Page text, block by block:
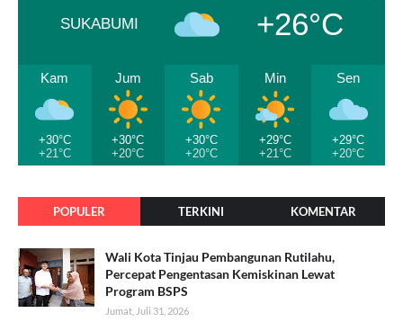
SUKABUMI +26°C
Kam
+30°C
+21°C
Jum
+30°C
+20°C
Sab
+30°C
+20°C
Min
+29°C
+21°C
Sen
+29°C
+20°C
POPULER TERKINI KOMENTAR
Wali Kota Tinjau Pembangunan Rutilahu,
Percepat Pengentasan Kemiskinan Lewat
Program BSPS
Jumat, Juli 31, 2026